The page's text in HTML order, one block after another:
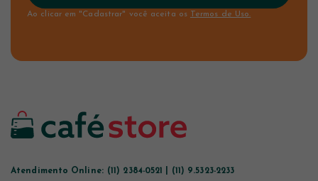
Ao clicar em "Cadastrar" você aceita os Termos de Uso.
Atendimento Online: (11) 2384-0521 | (11) 9.5323-2233